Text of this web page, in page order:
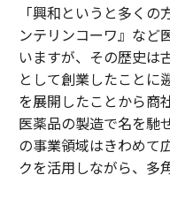
「興和というと多く
ンテリンコーワ』など
いますが、その歴史は
として創業したことに
を展開したことから商
医薬品の製造で名を馳
の事業領域はきわめて
クを活用しながら、多